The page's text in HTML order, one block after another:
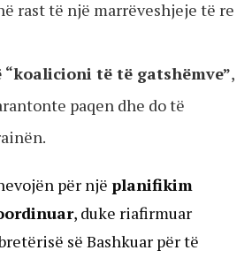
rast të një marrëveshjeje të re
të të gatshëmve”,
paqen dhe do të
për një planifikim
, duke riafirmuar
së Bashkuar për të